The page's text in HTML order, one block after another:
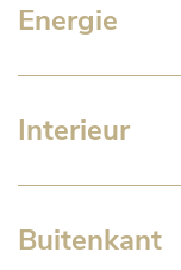
Energie
Interieur
Buitenkant